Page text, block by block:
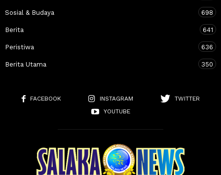
Sosial & Budaya 698
Berita 641
Peristiwa 636
Berita Utama 350
FACEBOOK INSTAGRAM
TWITTER
YOUTUBE